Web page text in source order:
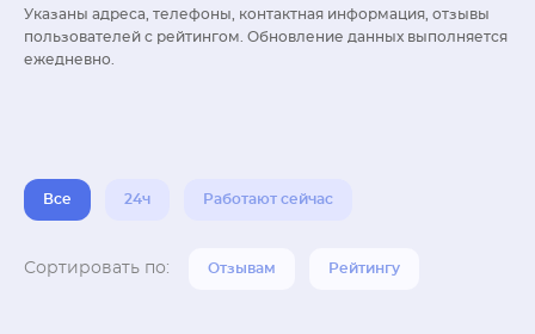
Указаны адреса, телефоны, контактная информация, отзывы
пользователей с рейтингом. Обновление данных выполняется
ежедневно.
Все 24ч Работают сейчас
Сортировать по: Отзывам Рейтингу